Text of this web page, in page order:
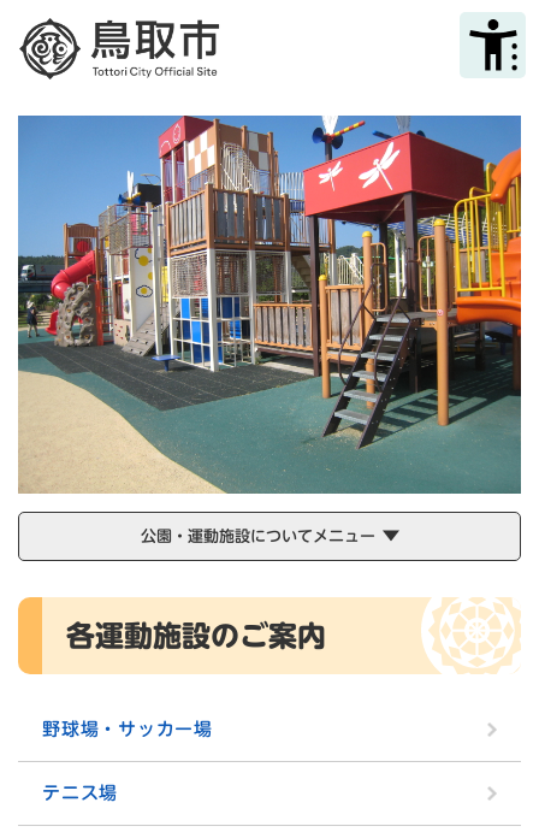
メニューを飛ばして本文へ
公園・運動施設についてメニュー
本
各運動施設のご案内
野球場・サッカー場
テニス場